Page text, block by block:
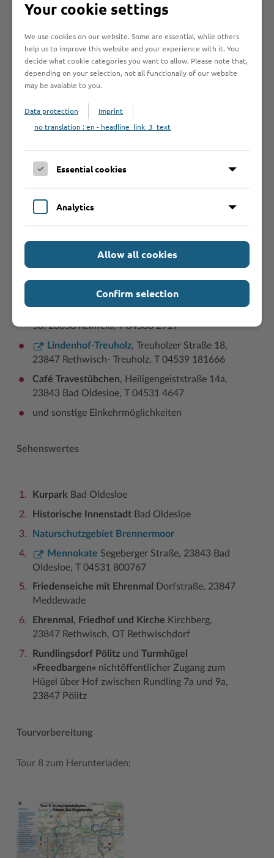
Zurück zu den Fahrradtouren
Am Wegesrand
Heimatmuseum Bad Oldesloe
Freibad Poggensee
Bad Oldesloe, T 04531 2060
Fahrradplus, Hagenstraße 32, 23843 Bad
Oldesloe, T 04531 5120
Forsthaus Bolande, Bolande 43, 23858
Reinfeld,T 04533 1564
50, 23858 Reinfeld, T 04533 2919
Lindenhof-Treuholz, Treuholzer Straße 18,
23847 Rethwisch- Treuholz, T 04539 181666
Café Travestübchen, Heiligengeiststraße 14a,
23843 Bad Oldesloe, T 04531 4647
und sonstige Einkehrmöglichkeiten
Sehenswertes
Kurpark Bad Oldesloe
Historische Innenstadt Bad Oldesloe
Naturschutzgebiet Brennermoor
Mennokate Segeberger Straße, 23843 Bad
Oldesloe, T 04531 800767
Friedenseiche mit Ehrenmal
Dorfstraße, 23847
Meddewade
Ehrenmal, Friedhof und Kirche Kirchberg,
23847 Rethwisch, OT Rethwischdorf
Rundlingsdorf Pölitz undTurmhügel
»Freedbargen« nichtöffentlicher Zugang zum
Hügel über Hof zwischen Rundling 7a und 9a,
23847 Pölitz
Tourvorbereitung
Tour 8 zum Herunterladen:
Your cookie settings
We use cookies on our website. Some are essential, while others
help us to improve this website and your experience with it. You
decide what cookie categories you want to allow. Please note that,
depending on your selection, not all functionaliy of our website
may be avaiable to you.
Data protection
Imprint
no translation : en - headline_link_3_text
Essential cookies
Analytics
Allow all cookies
Confirm selection